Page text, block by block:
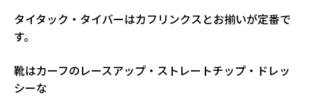
タイタック・タイバーはカフリンクスとお揃いが定番で
す。
靴はカーフのレースアップ・ストレートチップ・ドレッ
シーな